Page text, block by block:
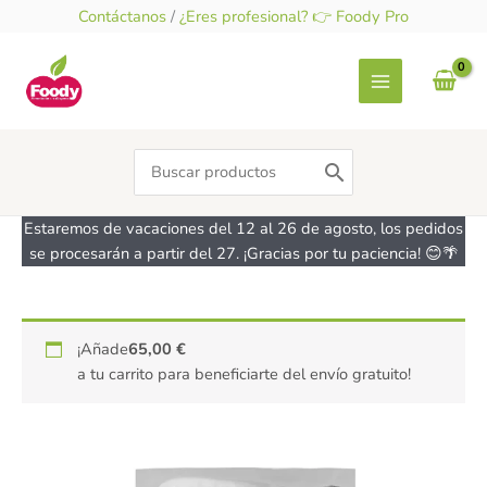
contenido
Contáctanos / ¿Eres profesional? 👉 Foody Pro
Search
for:
Estaremos de vacaciones del 12 al 26 de agosto, los pedidos
se procesarán a partir del 27. ¡Gracias por tu paciencia! 😊🌴
¡Añade65,00€
a tu carrito para beneficiarte del envío gratuito!
Mix
para